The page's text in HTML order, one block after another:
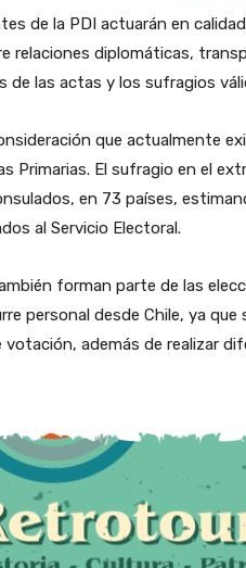
de la PDI actuarán en
relaciones diplomáticas,
de las actas y los sufragios
que actualmente
Primarias. El sufragio en el
en 73 países,
al Servicio Electoral.
forman parte de las
personal desde Chile, ya
votación, además de realizar